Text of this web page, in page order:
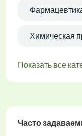
Химическая
Показать все
Часто